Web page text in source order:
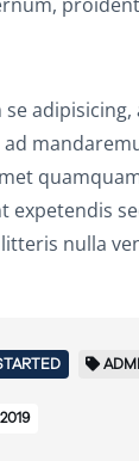
expetendis
nulla